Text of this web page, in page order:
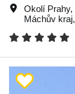
Okolí Prahy,
Máchův kraj,